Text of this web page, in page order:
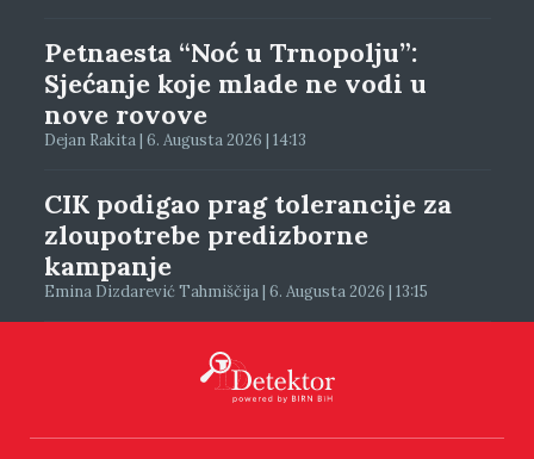
Petnaesta “Noć u Trnopolju”:
Sjećanje koje mlade ne vodi u
nove rovove
Dejan Rakita | 6. Augusta 2026 | 14:13
CIK podigao prag tolerancije za
zloupotrebe predizborne
kampanje
Emina Dizdarević Tahmiščija | 6. Augusta 2026 | 13:15